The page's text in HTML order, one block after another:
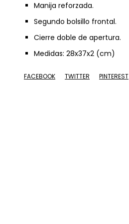
Manija reforzada.
Segundo bolsillo frontal.
Cierre doble de apertura.
Medidas: 28x37x2 (cm)
FACEBOOK TWITTER PINTEREST